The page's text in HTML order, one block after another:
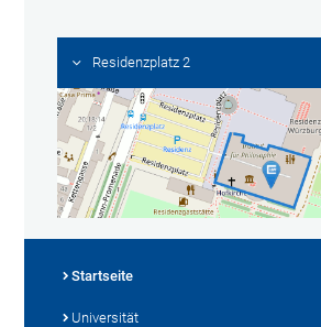
Residenzplatz 2
Startseite
Universität